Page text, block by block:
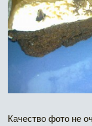
Качество фото не